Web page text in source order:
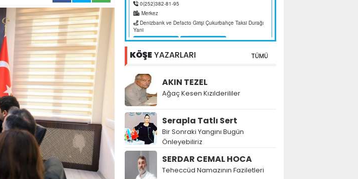
KÖŞEYAZARLARI TÜMÜ
AKIN TEZEL
Ağaç Kesen Kızılderililer
Serapla Tatlı Sert
Bir Sonraki Yangını Bugün
Önleyebiliriz
SERDAR CEMAL HOCA
Teheccüd Namazının Faziletleri